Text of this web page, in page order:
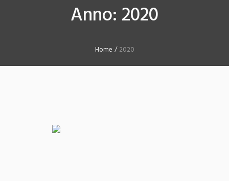
Anno: 2020
Home /2020